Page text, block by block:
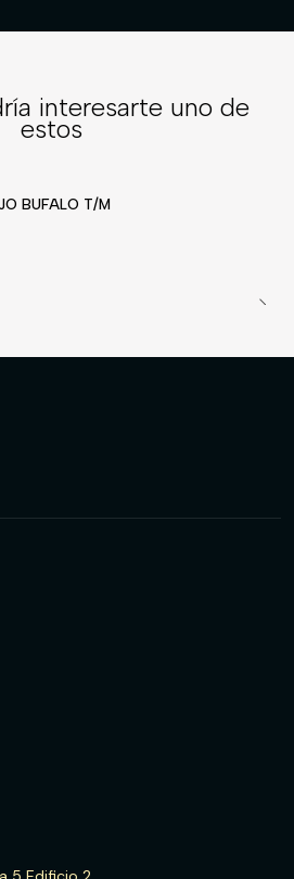
interesarte uno de
estos
BUFALO T/M